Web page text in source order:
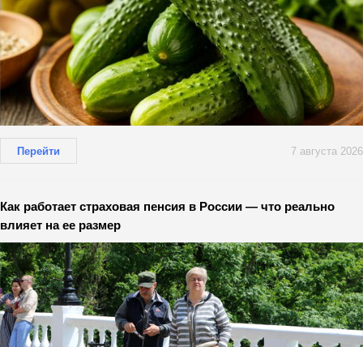
Перейти 7 августа 2026
Как работает страховая пенсия в России — что реально
влияет на ее размер